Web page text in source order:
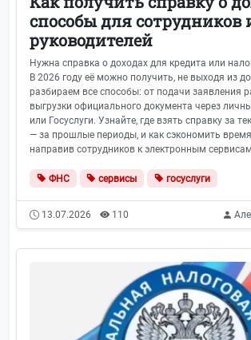
способы для сотрудников
руководителей
Нужна справка о доходах для кредита или
В 2026 году её можно получить, не выходя из
разбираем все способы: от подачи заявления
выгрузки официального документа через
или Госуслуги. Узнайте, где взять справку за
— за прошлые периоды, и как сэкономить время
направив сотрудников к электронным
ФНС сервисы госуслуги
13.07.2026 110